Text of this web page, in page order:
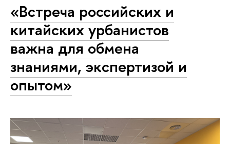
«Встреча российских и
китайских урбанистов
важна для обмена
знаниями, экспертизой и
опытом»